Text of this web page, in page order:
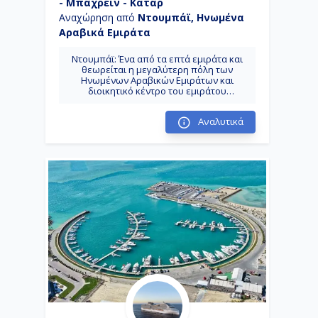
Αναχώρηση από Ντουμπάϊ, Ηνωμένα
Αραβικά Εμιράτα
Ντουμπάϊ: Ένα από τα επτά εμιράτα και
θεωρείται η μεγαλύτερη πόλη των
Ηνωμένων Αραβικών Εμιράτων και
διοικητικό κέντρο του εμιράτου
μεγαλύτερο εμπορικό, οικονομικό και
τουριστικό κέντρο της χώρας.
Νησί Σερ Μπανί Γιας: Φυσικό νησί,
επενδύσεων φιλοξενεί σήμερα χιλιάδες
μεγάλα ζώα ελεύθερης περιαγωγής,
αρκετά εκατομμύρια δέντρα και φυτά και
είναι καταφύγιο πτηνών απόθεμα άγριας
ζωής. Το νησί προβάλλει τη φύση μέσα
από δραστηριότητες όπως σαφάρι
περιπέτειας, καγιάκ, ορεινή ποδηλασία,
τοξοβολία, πεζοπορία κλπ.
Άμπου Ντάμπι: Συνώνυμη του
πετρελαικού πλούτου και της χλιδής, το
όνομα της πόλης ήταν αρχικά Ντου
Ντάμπι Dhu Dhabi, με τη σημασία του
κατέχω ελάφια, ενώ στην πορεία των
χρόνων το πρόθεμα ντου αφαιρέθηκε.
Μπαχρέϊν: Αποτελείται από ένα
Αναλυτικά